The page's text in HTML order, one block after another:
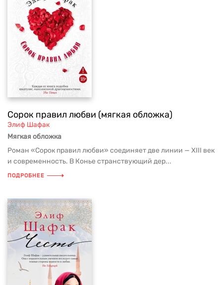
Сорок правил любви (мягкая обложка)
Элиф Шафак
Мягкая обложка
Роман «Сорок правил любви» соединяет две линии — XIII век
и современность. В Конье странствующий дер...
ПОДРОБНЕЕ